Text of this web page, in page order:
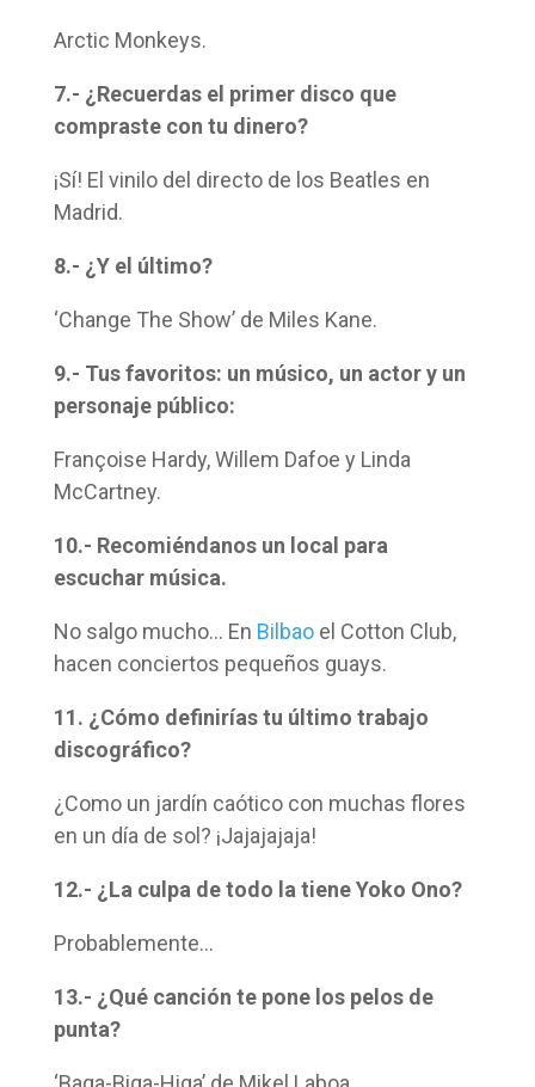
Arctic Monkeys.
7.- ¿Recuerdas el primer disco que
compraste con tu dinero?
¡Sí! El vinilo del directo de los Beatles en
Madrid.
8.- ¿Y el último?
‘Change The Show’ de Miles Kane.
9.- Tus favoritos: un músico, un actor y un
personaje público:
Françoise Hardy, Willem Dafoe y Linda
McCartney.
10.- Recomiéndanos un local para
escuchar música.
No salgo mucho… En Bilbaoel Cotton Club,
hacen conciertos pequeños guays.
11. ¿Cómo definirías tu último trabajo
discográfico?
¿Como un jardín caótico con muchas flores
en un día de sol? ¡Jajajajaja!
12.- ¿La culpa de todo la tiene Yoko Ono?
Probablemente…
13.- ¿Qué canción te pone los pelos de
punta?